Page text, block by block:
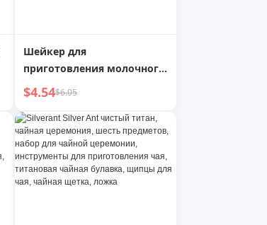
Шейкер для
приготовления молочного
чая, ручное взбивание, для
инструменты для
приготовления напитков,
набор шейкеров
$4.54$6.05